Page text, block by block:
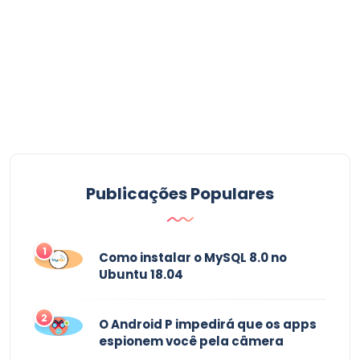
Publicações Populares
1
Como instalar o MySQL 8.0 no
Ubuntu 18.04
2
O Android P impedirá que os apps
espionem você pela câmera